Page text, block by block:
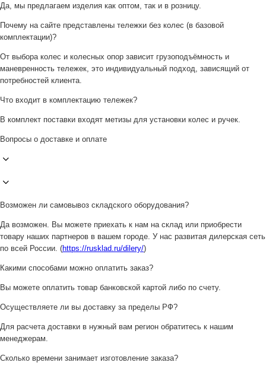
Да, мы предлагаем изделия как оптом, так и в розницу.
Почему на сайте представлены тележки без колес (в базовой
комплектации)?
От выбора колес и колесных опор зависит грузоподъёмность и
маневренность тележек, это индивидуальный подход, зависящий от
потребностей клиента.
Что входит в комплектацию тележек?
В комплект поставки входят метизы для установки колес и ручек.
Вопросы о доставке и оплате
Возможен ли самовывоз складского оборудования?
Да возможен. Вы можете приехать к нам на склад или приобрести
товару наших партнеров в вашем городе. У нас развитая дилерская сеть
по всей России. (https://rusklad.ru/dilery/)
Какими способами можно оплатить заказ?
Вы можете оплатить товар банковской картой либо по счету.
Осуществляете ли вы доставку за пределы РФ?
Для расчета доставки в нужный вам регион обратитесь к нашим
менеджерам.
Сколько времени занимает изготовление заказа?